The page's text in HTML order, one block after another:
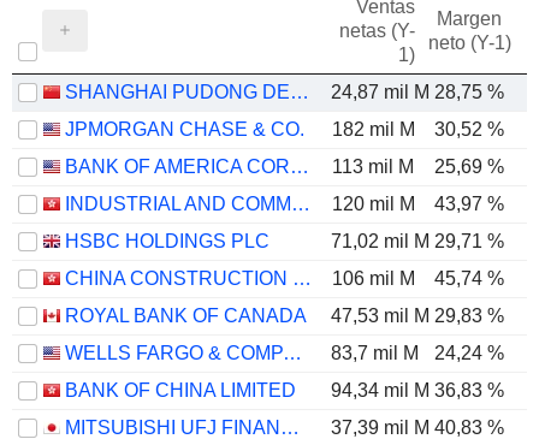
Ventas
netas (Y-
1)
Margen
neto (Y-1)
SHANGHAI PUDONG DEVELOPMENT BANK CO., LTD. 24,87 mil M 28,75 %
JPMORGAN CHASE & CO.
182 mil M 30,52 %
BANK OF AMERICA CORPORATION
113 mil M 25,69 %
INDUSTRIAL AND COMMERCIAL BANK OF CHINA LIMITED
120 mil M 43,97 %
HSBC HOLDINGS PLC
71,02 mil M 29,71 %
CHINA CONSTRUCTION BANK CORPORATION
106 mil M 45,74 %
ROYAL BANK OF CANADA
47,53 mil M 29,83 %
WELLS FARGO & COMPANY
83,7 mil M 24,24 %
BANK OF CHINA LIMITED
94,34 mil M 36,83 %
MITSUBISHI UFJ FINANCIAL GROUP, INC.
37,39 mil M 40,83 %